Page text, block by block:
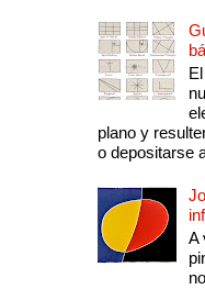
plano y
o depositarse
A